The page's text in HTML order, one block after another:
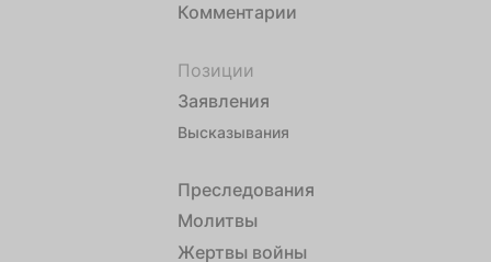
Комментарии
Позиции
Заявления
Высказывания
Преследования
Молитвы
Жертвы войны